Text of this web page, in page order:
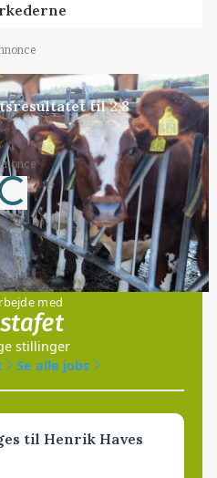
til 2,8
med
stillinger
Se alle jobs
til Henrik Haves